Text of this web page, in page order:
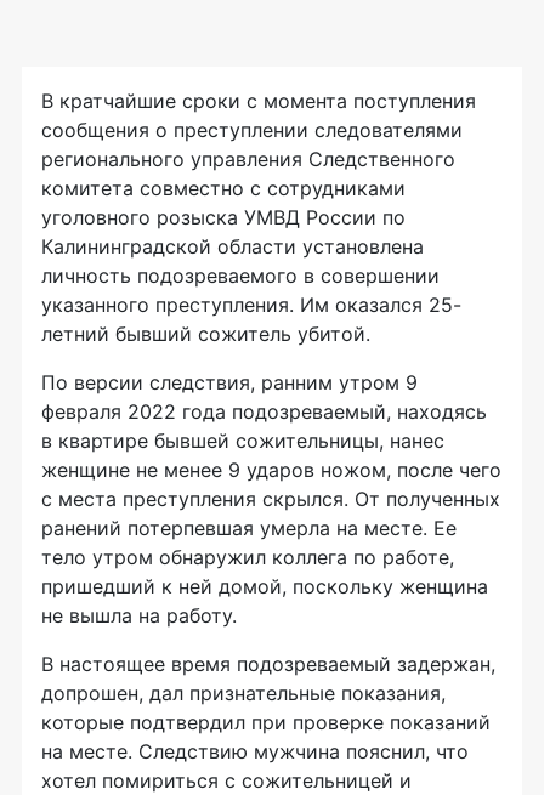
В кратчайшие сроки с момента поступления
сообщения о преступлении следователями
регионального управления Следственного
комитета совместно с сотрудниками
уголовного розыска УМВД России по
Калининградской области установлена
личность подозреваемого в совершении
указанного преступления. Им оказался 25-
летний бывший сожитель убитой.
По версии следствия, ранним утром 9
февраля 2022 года подозреваемый, находясь
в квартире бывшей сожительницы, нанес
женщине не менее 9 ударов ножом, после чего
с места преступления скрылся. От полученных
ранений потерпевшая умерла на месте. Ее
тело утром обнаружил коллега по работе,
пришедший к ней домой, поскольку женщина
не вышла на работу.
В настоящее время подозреваемый задержан,
допрошен, дал признательные показания,
которые подтвердил при проверке показаний
на месте. Следствию мужчина пояснил, что
хотел помириться с сожительницей и